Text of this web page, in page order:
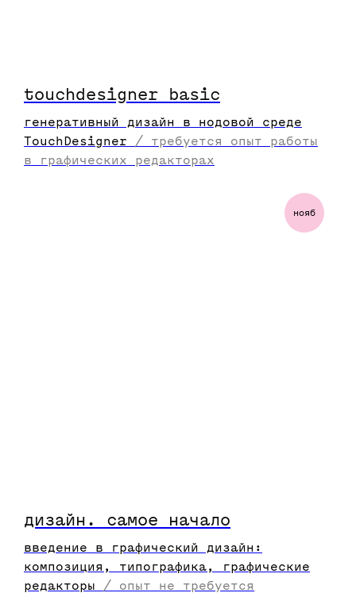
touchdesigner basic
генеративный дизайн в нодовой среде
TouchDesigner /
требуется опыт работы
в графических редакторах
нояб
дизайн. самое начало
введение в графический дизайн:
композиция, типографика, графические
редакторы / опыт не требуется